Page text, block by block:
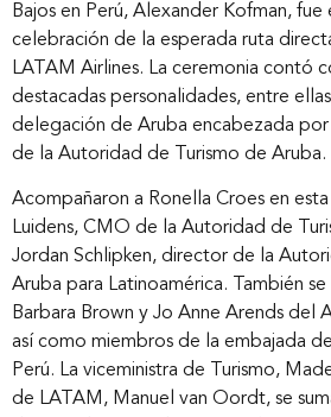
Bajos en Perú, Alexander Kofman, fue
celebración de la esperada ruta
LATAM Airlines. La ceremonia contó
destacadas personalidades, entre
delegación de Aruba encabezada
de la Autoridad de Turismo de Aruba.
Acompañaron a Ronella Croes en
Luidens, CMO de la Autoridad de
Jordan Schlipken, director de la
Aruba para Latinoamérica. También
Barbara Brown y Jo Anne Arends del
así como miembros de la embajada
Perú. La viceministra de Turismo,
de LATAM, Manuel van Oordt, se